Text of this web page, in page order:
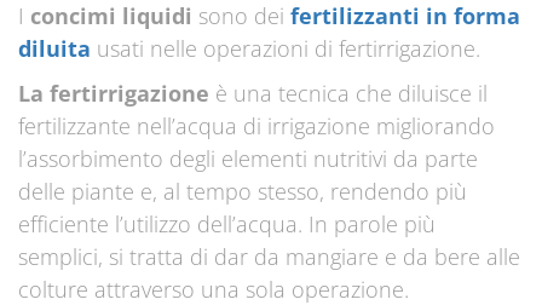
I concimi liquidi sono dei fertilizzanti in forma
diluita usati nelle operazioni di fertirrigazione.
La fertirrigazione è una tecnica che diluisce il
fertilizzante nell’acqua di irrigazione migliorando
l’assorbimento degli elementi nutritivi da parte
delle piante e, al tempo stesso, rendendo più
efficiente l’utilizzo dell’acqua. In parole più
semplici, si tratta di dar da mangiare e da bere alle
colture attraverso una sola operazione.